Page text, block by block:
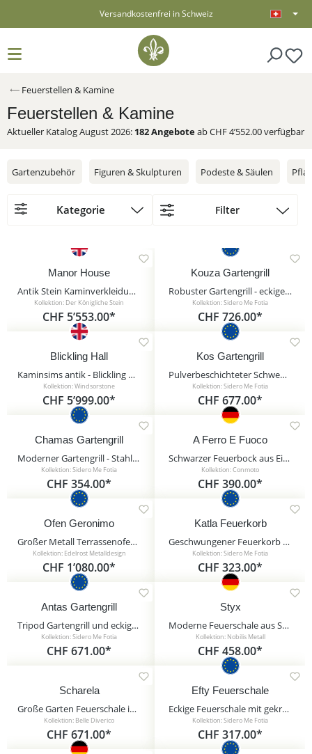
Versandkostenfrei in Schweiz
Feuerstellen & Kamine
Feuerstellen & Kamine
Aktueller Katalog August 2026: 182Angeboteab CHF 4’552.00 verfügbar
Gartenzubehör Figuren & Skulpturen Podeste & Säulen
Kategorie
Figuren & Skulpturen
Podeste & Säulen
Pflanzgefäße
Bauelemente
Windspiele
Außenbeleuchtung
Feuerstellen & Kamine
Gartenstecker
Sonnenuhren
Bekrönungen & Finials
Filter
Manor House
Antik Stein Kaminverkleidung - Manor House
Kollektion: Der Königliche Stein
CHF 5’553.00*
Kouza Gartengrill
Robuster Gartengrill - eckige Feuerschale mit Grillrost - Stahl - Kouza Gartengrill / Edelstahl Grillrost
Kollektion: Sidero Me Fotia
CHF 726.00*
Blickling Hall
Kaminsims antik - Blickling Hall / Sand
Kollektion: Windsorstone
CHF 5’999.00*
Kos Gartengrill
Pulverbeschichteter Schwenkgrill mit Feuerschale im Set - Kos Gartengrill / 70cm / ohne Kurbel
Kollektion: Sidero Me Fotia
CHF 677.00*
Chamas Gartengrill
Moderner Gartengrill - Stahl - Feuerschale auf zackenförmigem Standfuß - Chamas Gartengrill / Edelstahl Grillrost / 60cm
Kollektion: Sidero Me Fotia
CHF 354.00*
A Ferro E Fuoco
Schwarzer Feuerbock aus Eisen - handgeschmiedet - A Ferro E Fuoco
Kollektion: Conmoto
CHF 390.00*
Ofen Geronimo
Großer Metall Terrassenofen in Rostoptik - Ofen Geronimo
Kollektion: Edelrost Metalldesign
CHF 1’080.00*
Katla Feuerkorb
Geschwungener Feuerkorb - Stahl - als Garten Feuerstelle - Katla Feuerkorb / ohne Bodenschale
Kollektion: Sidero Me Fotia
CHF 323.00*
Antas Gartengrill
Tripod Gartengrill und eckige Feuerschale - hochwertiges Set für draußen - Antas Gartengrill / 70cm / ohne Kurbel
Kollektion: Sidero Me Fotia
CHF 671.00*
Styx
Moderne Feuerschale aus Stahl in Rost Optik - Styx
Kollektion: Nobilis Metall
CHF 458.00*
Scharela
Große Garten Feuerschale in Schwarze aus Eisen - Scharela / 26,0x78,0cm (HxDm)
Kollektion: Belle Diverico
CHF 671.00*
Efty Feuerschale
Eckige Feuerschale mit gekreuzten Beinen als Feuerstelle - Pyramide - Efty Feuerschale / ohne Abdeckung
Kollektion: Sidero Me Fotia
CHF 317.00*